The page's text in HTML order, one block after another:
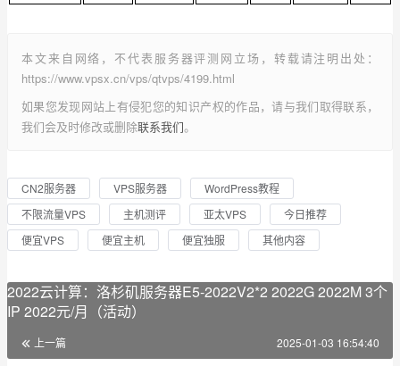
本文来自网络，不代表服务器评测网立场，转载请注明出处：
https://www.vpsx.cn/vps/qtvps/4199.html
如果您发现网站上有侵犯您的知识产权的作品，请与我们取得联系，
我们会及时修改或删除联系我们。
CN2服务器 VPS服务器
WordPress教程
不限流量VPS
主机测评 亚太VPS
今日推荐
便宜VPS
便宜主机 便宜独服 其他内容
2022云计算：洛杉矶服务器E5-2022V2*2 2022G 2022M 3个
IP 2022元/月（活动）
上一篇 2025-01-03 16:54:40